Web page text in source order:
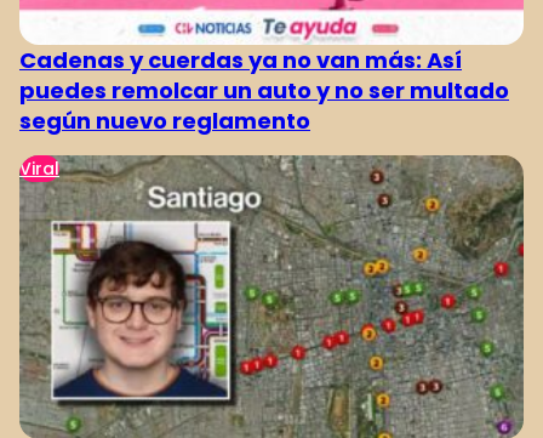
Cadenas y cuerdas ya no van más: Así
puedes remolcar un auto y no ser multado
según nuevo reglamento
Viral